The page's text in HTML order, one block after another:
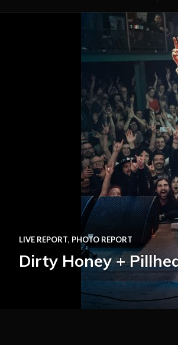
LIVE REPORT, PHOTO REPORT
Dirty Honey +